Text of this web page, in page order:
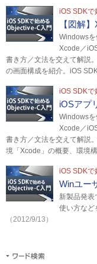
iOS SDKで
【図解
Windows
Xcode／
書き方／文法を交えて解説
の画面構成を紹介。iOS
iOS SDKで
iOSアプ
Windows
Xcode／
書き方／文法を交えて解説
境「Xcode」の概要、環境
iOS SDKで
Winユー
新製品発
使い方など
（2012/9/13）